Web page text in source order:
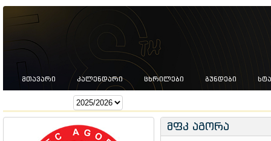
ᲛᲗᲐᲕᲐᲠᲘ ᲙᲐᲚᲔᲜᲓᲐᲠᲘ ᲪᲮᲠᲘᲚᲔᲑᲘ ᲒᲣᲜᲓᲔᲑᲘ
მფკ აგორა